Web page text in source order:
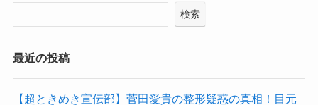
検索
最近の投稿
【超ときめき宣伝部】菅田愛貴の整形疑惑の真相！目元